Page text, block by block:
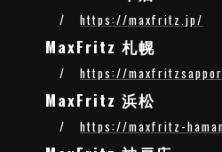
https://maxfritz.jp/
MaxFritz 札幌
https://
MaxFritz 浜松
https://maxfritz-